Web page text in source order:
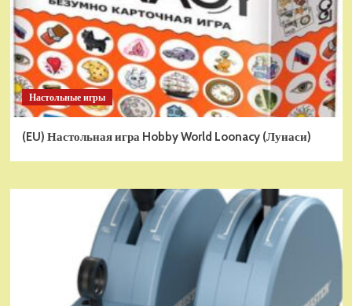
Настольные игры
(EU) Настольная игра Hobby World Loonacy (Лунаси)